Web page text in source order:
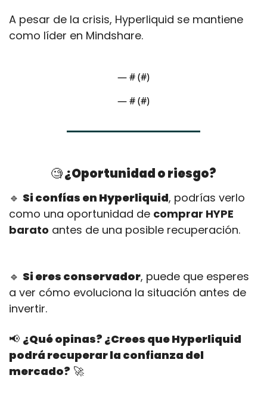
A pesar de la crisis, Hyperliquid se mantiene
como líder en Mindshare.
— # (#)
— # (#)
🧐 ¿Oportunidad o riesgo?
🔹 Si confías en Hyperliquid, podrías verlo
como una oportunidad de comprar HYPE
barato antes de una posible recuperación.
🔹 Si eres conservador, puede que esperes
a ver cómo evoluciona la situación antes de
invertir.
📢 ¿Qué opinas? ¿Crees que Hyperliquid
podrá recuperar la confianza del
mercado? 🚀